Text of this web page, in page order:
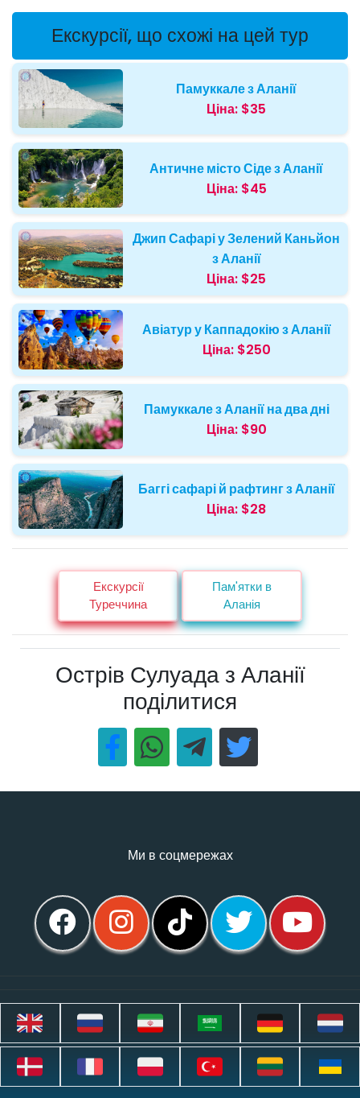
Екскурсії, що схожі на цей тур
Памуккале з Аланії
Ціна: $35
Античне місто Сіде з Аланії
Ціна: $45
Джип Сафарі у Зелений Каньйон
з Аланії
Ціна: $25
Авіатур у Каппадокію з Аланії
Ціна: $250
Памуккале з Аланії на два дні
Ціна: $90
Баггі сафарі й рафтинг з Аланії
Ціна: $28
Екскурсії
Туреччина
Пам'ятки в
Аланія
Острів Сулуада з Аланії
поділитися
Ми в соцмережах